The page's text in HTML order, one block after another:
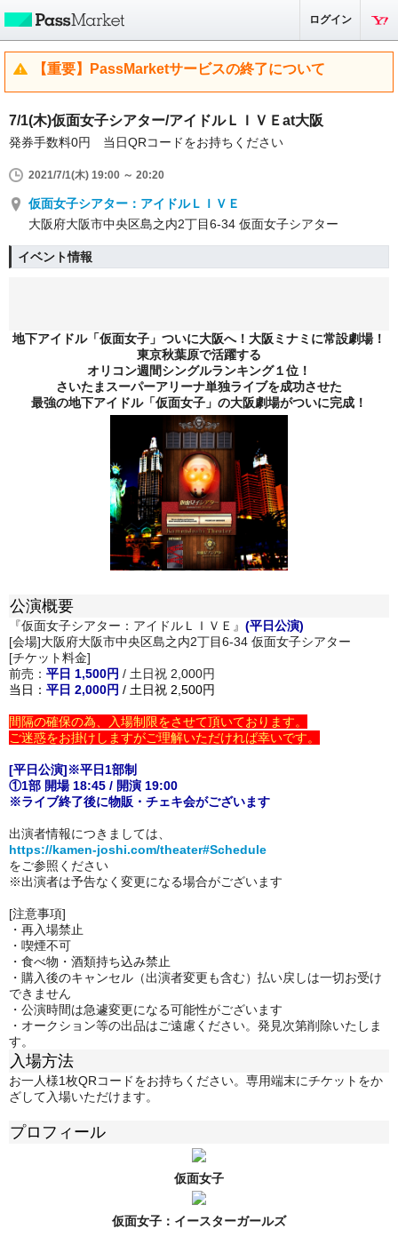
ログイン
【重要】PassMarketサービスの終了について
7/1(木)仮面女子シアター/アイドルＬＩＶＥat大阪
発券手数料0円 当日QRコードをお持ちください
2021/7/1(木) 19:00 ～ 20:20
仮面女子シアター：アイドルＬＩＶＥ
大阪府大阪市中央区島之内2丁目6-34 仮面女子シアター
イベント情報
地下アイドル「仮面女子」ついに大阪へ！大阪ミナミに常設劇場！
東京秋葉原で活躍する
オリコン週間シングルランキング１位！
さいたまスーパーアリーナ単独ライブを成功させた
最強の地下アイドル「仮面女子」の大阪劇場がついに完成！
公演概要
『仮面女子シアター：アイドルＬＩＶＥ』 (平日公演)
[会場]大阪府大阪市中央区島之内2丁目6-34 仮面女子シアター
[チケット料金]
前売： 平日 1,500円 / 土日祝 2,000円
当日： 平日 2,000円 / 土日祝 2,500円
間隔の確保の為、入場制限をさせて頂いております。
ご迷惑をお掛けしますがご理解いただければ幸いです。
[平日公演]※平日1部制
①1部 開場 18:45 / 開演 19:00
※ライブ終了後に物販・チェキ会がございます
出演者情報につきましては、
https://kamen-joshi.com/theater#Schedule
をご参照ください
※出演者は予告なく変更になる場合がございます
[注意事項]
・再入場禁止
・喫煙不可
・ 食べ物・酒類持ち込み禁止
・購入後のキャンセル（出演者変更も含む）払い戻しは一切お受け
できません
・公演時間は急遽変更になる可能性がございます
・オークション等の出品はご遠慮ください。発見次第削除いたしま
す。
入場方法
お一人様1枚QRコードをお持ちください。専用端末にチケットをか
ざして入場いただけます。
プロフィール
仮面女子
仮面女子： イースターガールズ